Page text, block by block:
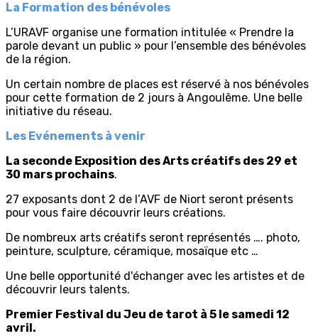
La Formation des bénévoles
L’URAVF organise une formation intitulée « Prendre la
parole devant un public » pour l’ensemble des bénévoles
de la région.
Un certain nombre de places est réservé à nos bénévoles
pour cette formation de 2 jours à Angoulême. Une belle
initiative du réseau.
Les Evénements à venir
La seconde Exposition des Arts créatifs des 29 et
30 mars prochains.
27 exposants dont 2 de l’AVF de Niort seront présents
pour vous faire découvrir leurs créations.
De nombreux arts créatifs seront représentés …. photo,
peinture, sculpture, céramique, mosaïque etc …
Une belle opportunité d'échanger avec les artistes et de
découvrir leurs talents.
Premier Festival du Jeu de tarot à 5 le samedi 12
avril.